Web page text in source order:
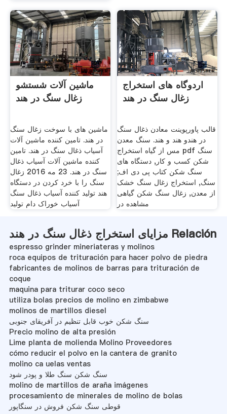
ماشین آلات شستشو
زغال سنگ در هند
ماشین های با سوخت زغال سنگ
در هند. تامین کننده ماشین آلات
آسیاب ذغال سنگ در هند. تامین
کننده ماشین آلات آسیاب ذغال
سنگ در هند. 23 مه 2016 زغال
سنگ را با خرد کردن در دستگاه
هند تولید کننده آسیاب ذغال سنگ
آسیاب خوراک دام تولید
اردوگاه های استخراج
زغال سنگ در هند
قالب پاورپوینت معادن ذغال سنگ
در هندو هند و هند. سنگ معدن
مس از گیاه استخراج pdf سنگ
شکن کسب و کار, دستگاه های
سنگ شکن کتاب پی دی اف;
سنگ, استخراج زغال سنگ خشک
از معدن, زغال سنگ شکن گیاهی
مشاهده در
مزایای استخراج ذغال سنگ در هند Relación
espresso grinder mineriateras y molinos
roca equipos de trituración para hacer polvo de piedra
fabricantes de molinos de barras para trituración de
coque
maquina para triturar coco seco
utiliza bolas precios de molino en zimbabwe
molinos de martillos diesel
سنگ شکن خوب قابل تنظیم در آفریقای جنوبی
Precio molino de alta presión
Lime planta de molienda Molino Proveedores
cómo reducir el polvo en la cantera de granito
molino ca uelas ventas
سنگ شکن سنگ طلا و پودر شود
molino de martillos de araña imágenes
procesamiento de minerales de molino de bolas
قوطی سنگ شکن فروش در سنگاپور